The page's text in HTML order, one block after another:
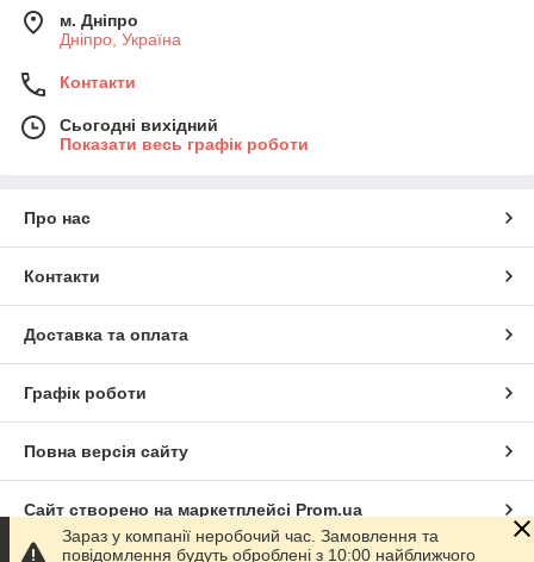
м. Дніпро
Дніпро, Україна
Контакти
Сьогодні вихідний
Показати весь графік роботи
Про нас
Контакти
Доставка та оплата
Графік роботи
Повна версія сайту
Сайт створено на маркетплейсі Prom.ua
Зараз у компанії неробочий час. Замовлення та
повідомлення будуть оброблені з 10:00 найближчого